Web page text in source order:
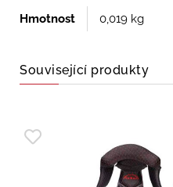
Hmotnost 0,019 kg
Související produkty